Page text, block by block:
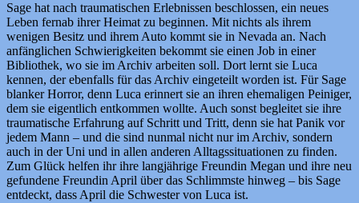
Sage hat nach traumatischen Erlebnissen beschlossen, ein neues
Leben fernab ihrer Heimat zu beginnen. Mit nichts als ihrem
wenigen Besitz und ihrem Auto kommt sie in Nevada an. Nach
anfänglichen Schwierigkeiten bekommt sie einen Job in einer
Bibliothek, wo sie im Archiv arbeiten soll. Dort lernt sie Luca
kennen, der ebenfalls für das Archiv eingeteilt worden ist. Für Sage
blanker Horror, denn Luca erinnert sie an ihren ehemaligen Peiniger,
dem sie eigentlich entkommen wollte. Auch sonst begleitet sie ihre
traumatische Erfahrung auf Schritt und Tritt, denn sie hat Panik vor
jedem Mann – und die sind nunmal nicht nur im Archiv, sondern
auch in der Uni und in allen anderen Alltagssituationen zu finden.
Zum Glück helfen ihr ihre langjährige Freundin Megan und ihre neu
gefundene Freundin April über das Schlimmste hinweg – bis Sage
entdeckt, dass April die Schwester von Luca ist.